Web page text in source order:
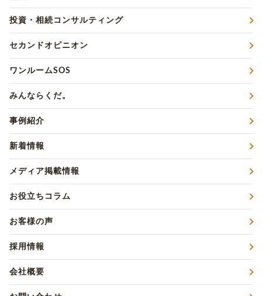
投資・相続コンサルティング
セカンドオピニオン
ワンルームSOS
みんならくだ。
事例紹介
新着情報
メディア掲載情報
お役立ちコラム
お客様の声
採用情報
会社概要